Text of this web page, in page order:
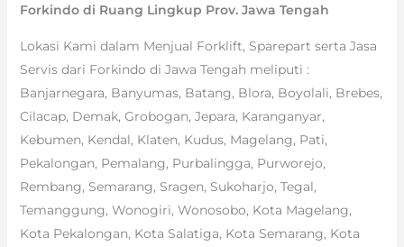
Forkindo di Ruang Lingkup Prov. Jawa Tengah
Lokasi Kami dalam Menjual Forklift, Sparepart serta Jasa
Servis dari Forkindo di Jawa Tengah meliputi :
Banjarnegara, Banyumas, Batang, Blora, Boyolali, Brebes,
Cilacap, Demak, Grobogan, Jepara, Karanganyar,
Kebumen, Kendal, Klaten, Kudus, Magelang, Pati,
Pekalongan, Pemalang, Purbalingga, Purworejo,
Rembang, Semarang, Sragen, Sukoharjo, Tegal,
Temanggung, Wonogiri, Wonosobo, Kota Magelang,
Kota Pekalongan, Kota Salatiga, Kota Semarang, Kota